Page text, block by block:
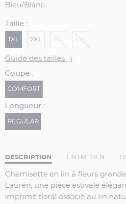
Bleu/Blanc
Taille :
1XL 2XL
Guide des tailles i
Coupe :
COMFORT
Longueur :
REGULAR
DESCRIPTION ENTRETIEN
Chemisette en lin à fleurs
Lauren, une pièce estivale
imprimé floral associé au lin